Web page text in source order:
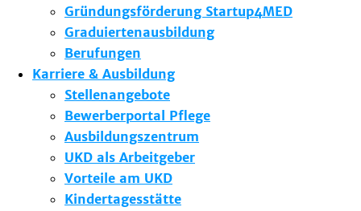
Gründungsförderung Startup4MED
Graduiertenausbildung
Berufungen
Karriere & Ausbildung
Stellenangebote
Bewerberportal Pflege
Ausbildungszentrum
UKD als Arbeitgeber
Vorteile am UKD
Kindertagesstätte